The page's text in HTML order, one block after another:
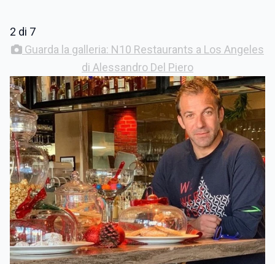
2 di 7
Guarda la galleria: N10 Restaurants a Los Angeles
di Alessandro Del Piero